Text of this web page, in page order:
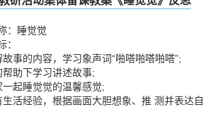
睡觉觉
的内容，学习象声词“啪嗒啪嗒啪嗒”;
助下学习讲述故事;
起睡觉觉的温馨感觉;
经验，根据画面大胆想象、推 测并表达自